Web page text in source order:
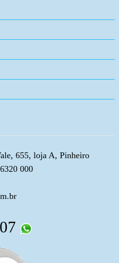
655, loja A, Pinheiro
000